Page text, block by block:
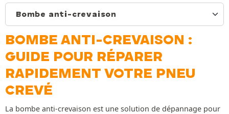
BOMBE ANTI-CREVAISON :
GUIDE POUR RÉPARER
RAPIDEMENT VOTRE PNEU
CREVÉ
La bombe anti-crevaison est une solution de dépannage pour